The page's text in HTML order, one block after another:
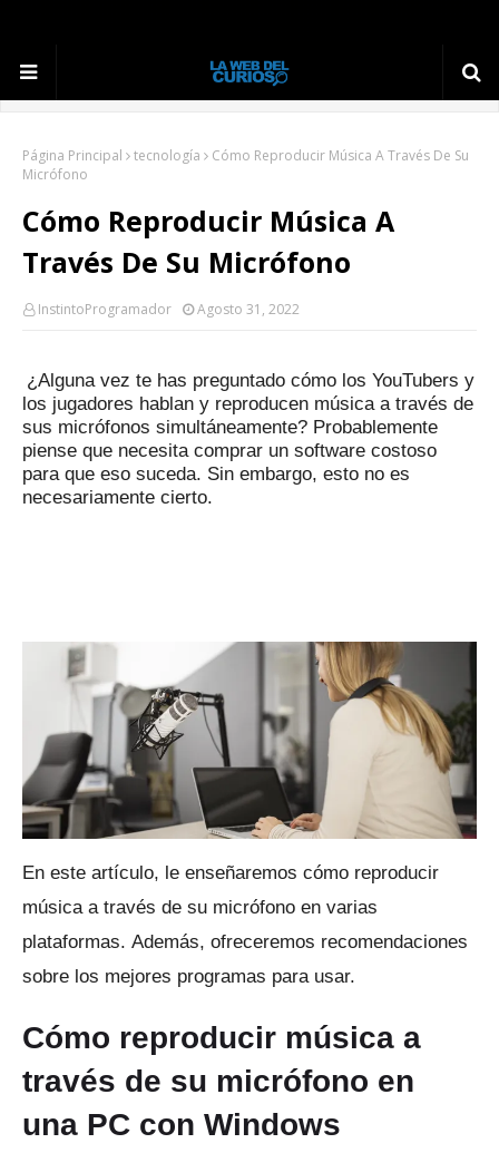
Página Principal tecnología
Cómo Reproducir Música A Través De Su
Micrófono
Cómo Reproducir Música A
Través De Su Micrófono
InstintoProgramador Agosto 31, 2022
¿Alguna vez te has preguntado cómo los YouTubers y
los jugadores hablan y reproducen música a través de
sus micrófonos simultáneamente? Probablemente
piense que necesita comprar un software costoso
para que eso suceda. Sin embargo, esto no es
necesariamente cierto.
En este artículo, le enseñaremos cómo reproducir
música a través de su micrófono en varias
plataformas. Además, ofreceremos recomendaciones
sobre los mejores programas para usar.
Cómo reproducir música a
través de su micrófono en
una PC con Windows